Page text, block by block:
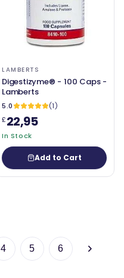
LAMBERTS
Digestizyme® - 100 Caps -
Lamberts
5.0
(1)
£22,95
In Stock
Add to Cart
4 5 6